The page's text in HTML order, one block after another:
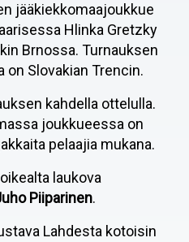
jääkiekkomaajoukkue
Hlinka Gretzky
Brnossa. Turnauksen
on Slovakian Trencin.
kahdella ottelulla.
joukkueessa on
pelaajia mukana.
laukova
Piiparinen.
Lahdesta kotoisin